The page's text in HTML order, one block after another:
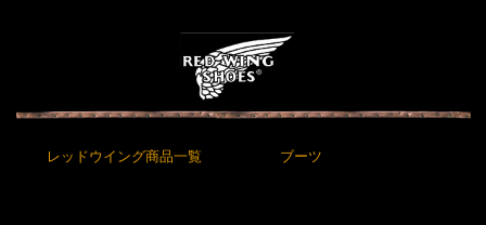
レッドウイング商品一覧 ブーツ